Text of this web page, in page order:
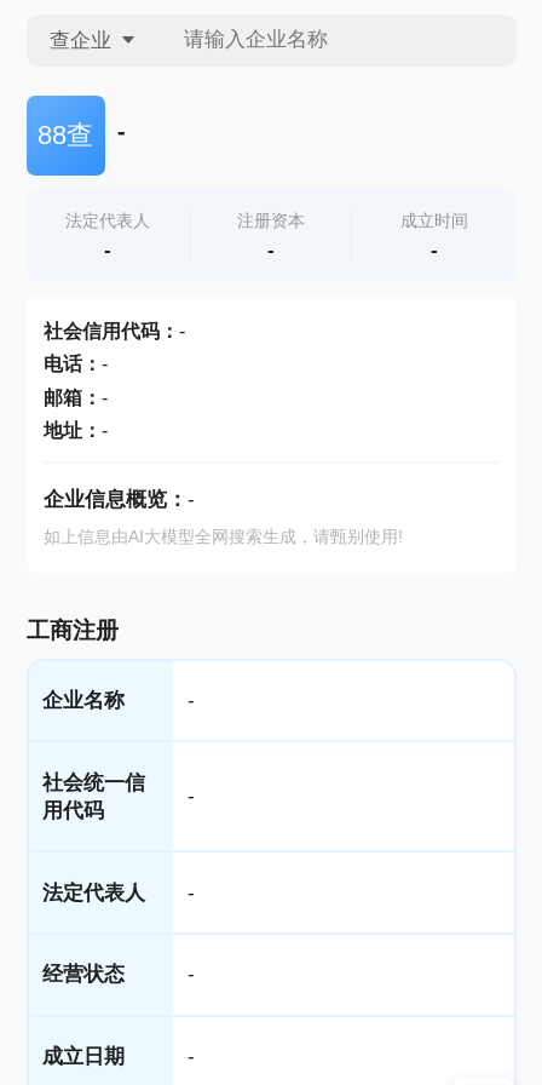
查企业
查企业
查产地
88查 -
法定代表人
-
注册资本
-
成立时间
-
社会信用代码： -
电话： -
邮箱： -
地址： -
企业信息概览： -
如上信息由AI大模型全网搜索生成，请甄别使用!
工商注册
企业名称 -
社会统一信
用代码
-
法定代表人 -
经营状态 -
成立日期 -